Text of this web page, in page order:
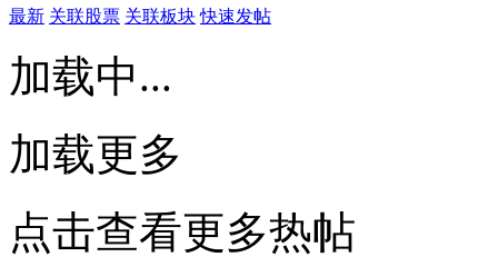
最新 关联股票 关联板块 快速发帖
加载中...
加载更多
点击查看更多热帖